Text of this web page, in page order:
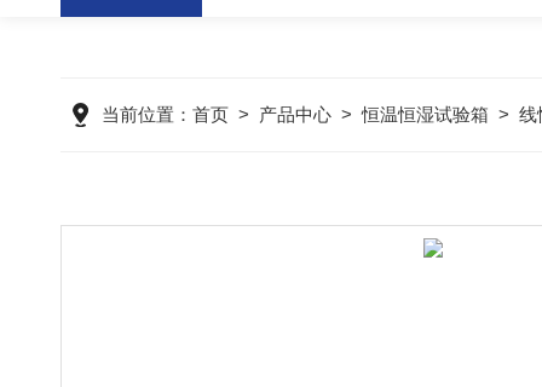
当前位置： 首页 > 产品中心 >恒温恒湿试验箱 > 线